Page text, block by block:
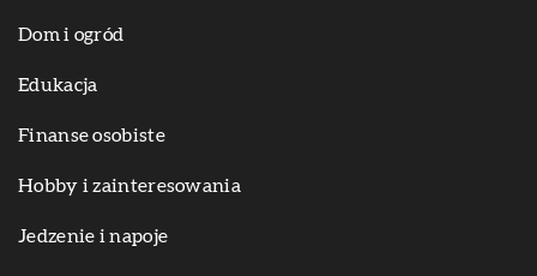
Dom i ogród
Edukacja
Finanse osobiste
Hobby i zainteresowania
Jedzenie i napoje